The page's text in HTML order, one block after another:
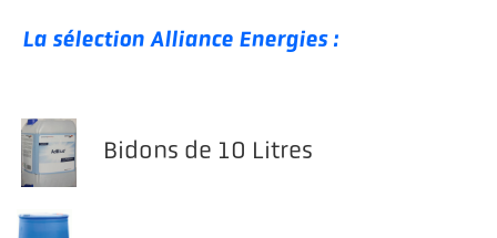
La sélection Alliance Energies :
Bidons de 10 Litres